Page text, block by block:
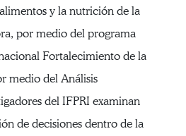
y la nutrición de la
por medio del programa
Fortalecimiento de la
medio del Análisis
del IFPRI examinan
de decisiones dentro de la